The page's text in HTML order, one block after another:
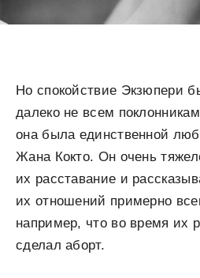
Но спокойствие Экзюпери
далеко не всем
она была единственной
Жана Кокто. Он очень
их расставание и
их отношений примерно
например, что во время их
сделал аборт.